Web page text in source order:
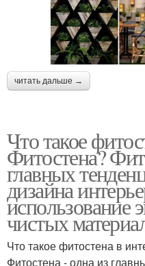
читать дальше →
Что такое
Фитостена?
главных
дизайна
использование
чистых
Что такое фитостена в
Фитостена - одна из